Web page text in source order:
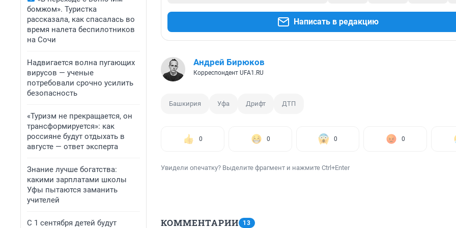
бомжом». Туристка
рассказала, как спасалась во
время налета беспилотников
на Сочи
Надвигается волна пугающих
вирусов — ученые
потребовали срочно усилить
безопасность
«Туризм не прекращается, он
трансформируется»: как
россияне будут отдыхать в
августе — ответ эксперта
Знание лучше богатства:
какими зарплатами школы
Уфы пытаются заманить
учителей
С 1 сентября детей будут
Написать в редакцию
Андрей Бирюков
Корреспондент UFA1.RU
Башкирия Уфа Дрифт ДТП
0 0 0 0
Увидели опечатку? Выделите фрагмент и нажмите Ctrl+Enter
КОММЕНТАРИИ 13